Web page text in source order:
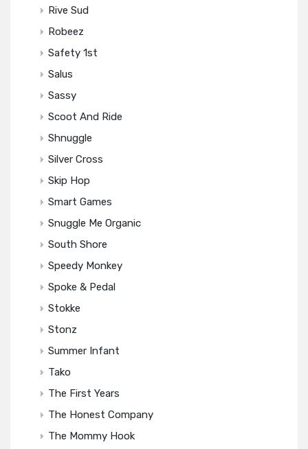
Rive Sud
Robeez
Safety 1st
Salus
Sassy
Scoot And Ride
Shnuggle
Silver Cross
Skip Hop
Smart Games
Snuggle Me Organic
South Shore
Speedy Monkey
Spoke & Pedal
Stokke
Stonz
Summer Infant
Tako
The First Years
The Honest Company
The Mommy Hook